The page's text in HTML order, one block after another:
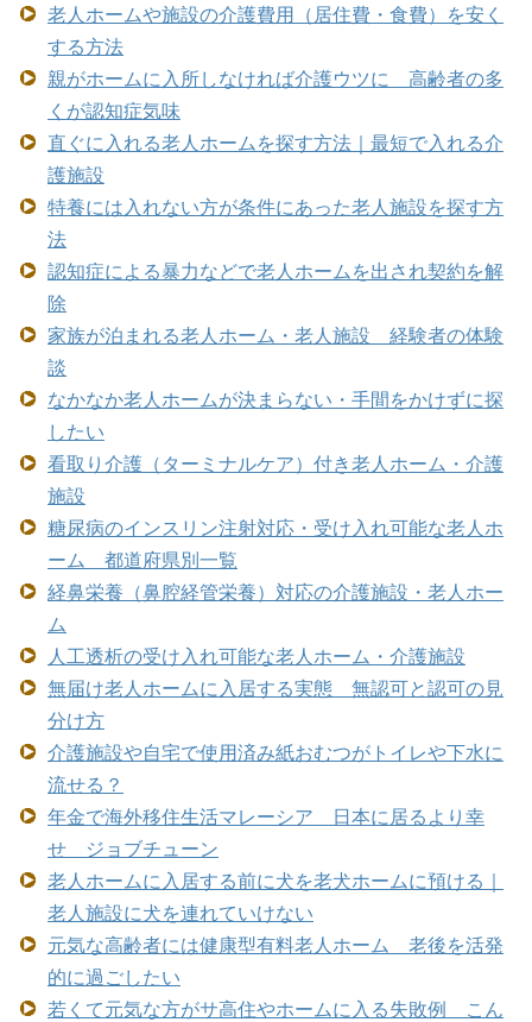
老人ホームや施設の介護費用（居住費・食費）を安く
する方法
親がホームに入所しなければ介護ウツに 高齢者の多
くが認知症気味
直ぐに入れる老人ホームを探す方法｜最短で入れる介
護施設
特養には入れない方が条件にあった老人施設を探す方
法
認知症による暴力などで老人ホームを出され契約を解
除
家族が泊まれる老人ホーム・老人施設 経験者の体験
談
なかなか老人ホームが決まらない・手間をかけずに探
したい
看取り介護（ターミナルケア）付き老人ホーム・介護
施設
糖尿病のインスリン注射対応・受け入れ可能な老人ホ
ーム 都道府県別一覧
経鼻栄養（鼻腔経管栄養）対応の介護施設・老人ホー
ム
人工透析の受け入れ可能な老人ホーム・介護施設
無届け老人ホームに入居する実態 無認可と認可の見
分け方
介護施設や自宅で使用済み紙おむつがトイレや下水に
流せる？
年金で海外移住生活マレーシア 日本に居るより幸
せ ジョブチューン
老人ホームに入居する前に犬を老犬ホームに預ける｜
老人施設に犬を連れていけない
元気な高齢者には健康型有料老人ホーム 老後を活発
的に過ごしたい
若くて元気な方がサ高住やホームに入る失敗例 こん